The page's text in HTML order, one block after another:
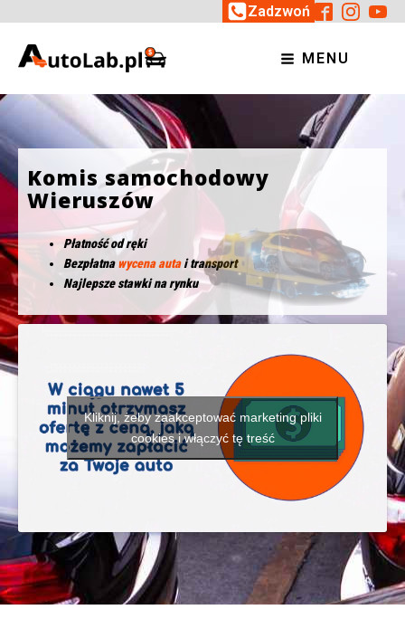
Zadzwoń
MENU
Komis samochodowy
Wieruszów
Płatność od ręki
Bezpłatnawycena autai transport
Najlepsze stawki na rynku
Kliknij, żeby zaakceptować marketing pliki
cookies i włączyć tę treść